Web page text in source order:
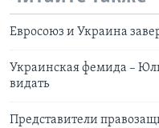
Евросоюз и Украина
Украинская фемида –
видать
Представители